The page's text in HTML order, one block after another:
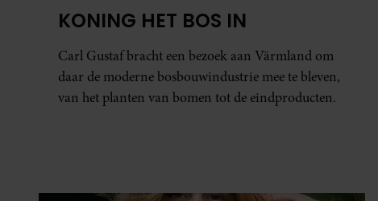
KONING HET BOS IN
Carl Gustaf bracht een bezoek aan Värmland om
daar de moderne bosbouwindustrie mee te bleven,
van het planten van bomen tot de eindproducten.